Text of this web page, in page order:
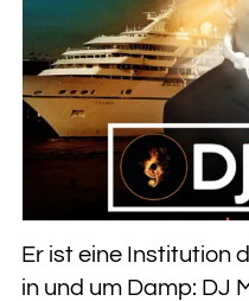
Er ist eine Institution
in und um Damp: DJ